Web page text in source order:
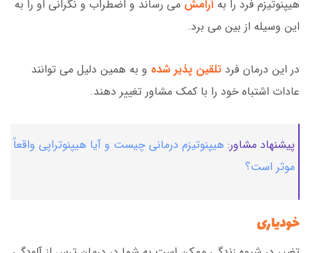
هیپنوتیزم فرد را بهآرامش می رساند و اضطراب و نگرانی او را به
این وسیله از بین می برد.
در این درمان فرد تلقین پذیر شده و به همین دلیل می توانند
عادات اشتباه خود را با کمک مشاور تغییر دهند.
پیشنهاد مشاور: هیپنوتیزم درمانی چیست و آیا هیپنوتراپی واقعاً
موثر است؟
خودیاری